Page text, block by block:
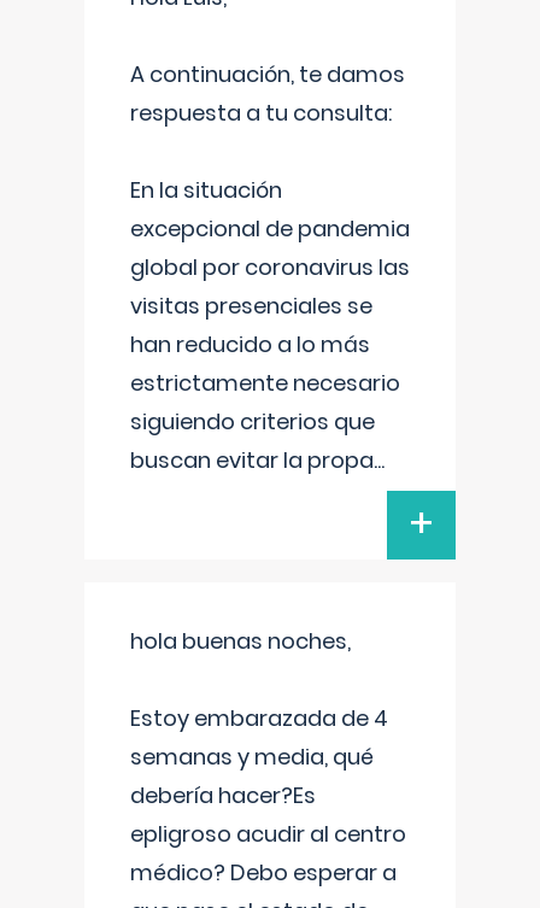
A continuación, te damos
respuesta a tu consulta:
En la situación
excepcional de pandemia
global por coronavirus las
visitas presenciales se
han reducido a lo más
estrictamente necesario
siguiendo criterios que
buscan evitar la propa...
+
hola buenas noches,
Estoy embarazada de 4
semanas y media, qué
debería hacer?Es
epligroso acudir al centro
médico? Debo esperar a